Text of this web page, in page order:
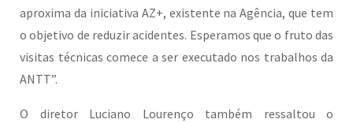
aproxima da iniciativa AZ+, existente na Agência, que tem
o objetivo de reduzir acidentes. Esperamos que o fruto das
visitas técnicas comece a ser executado nos trabalhos da
ANTT”.
O diretor Luciano Lourenço também ressaltou o